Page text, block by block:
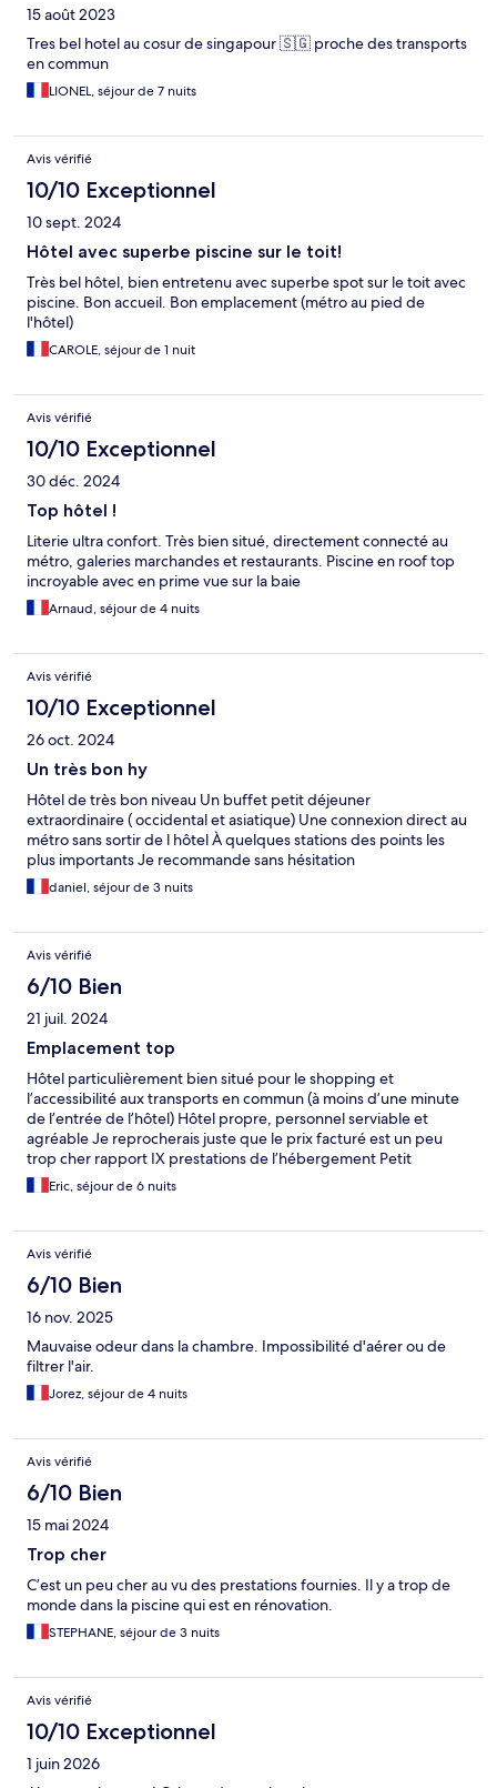
15 août 2023
Tres bel hotel au cosur de singapour 🇸🇬 proche des transports
en commun
LIONEL, séjour de 7 nuits
Avis vérifié
10/10 Exceptionnel
10 sept. 2024
Hôtel avec superbe piscine sur le toit!
Très bel hôtel, bien entretenu avec superbe spot sur le toit avec
piscine. Bon accueil. Bon emplacement (métro au pied de
l'hôtel)
CAROLE, séjour de 1 nuit
Avis vérifié
10/10 Exceptionnel
30 déc. 2024
Top hôtel !
Literie ultra confort. Très bien situé, directement connecté au
métro, galeries marchandes et restaurants. Piscine en roof top
incroyable avec en prime vue sur la baie
Arnaud, séjour de 4 nuits
Avis vérifié
10/10 Exceptionnel
26 oct. 2024
Un très bon hy
Hôtel de très bon niveau Un buffet petit déjeuner
extraordinaire ( occidental et asiatique) Une connexion direct au
métro sans sortir de l hôtel À quelques stations des points les
plus importants Je recommande sans hésitation
daniel, séjour de 3 nuits
Avis vérifié
6/10 Bien
21 juil. 2024
Emplacement top
Hôtel particulièrement bien situé pour le shopping et
l’accessibilité aux transports en commun (à moins d’une minute
de l’entrée de l’hôtel) Hôtel propre, personnel serviable et
agréable Je reprocherais juste que le prix facturé est un peu
trop cher rapport IX prestations de l’hébergement Petit
déjeuner copieux, mais excessivement cher
Eric, séjour de 6 nuits
Avis vérifié
6/10 Bien
16 nov. 2025
Mauvaise odeur dans la chambre. Impossibilité d'aérer ou de
filtrer l'air.
Jorez, séjour de 4 nuits
Avis vérifié
6/10 Bien
15 mai 2024
Trop cher
C’est un peu cher au vu des prestations fournies. Il y a trop de
monde dans la piscine qui est en rénovation.
STEPHANE, séjour de 3 nuits
Avis vérifié
10/10 Exceptionnel
1 juin 2026